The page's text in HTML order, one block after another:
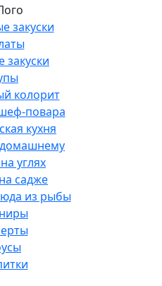
закуски
закуски
колорит
повара
кухня
углях
садже
из рыбы